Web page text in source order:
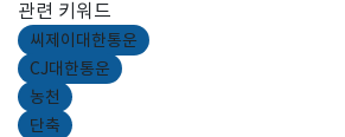
관련 키워드
씨제이대한통운
CJ대한통운
농천
단축